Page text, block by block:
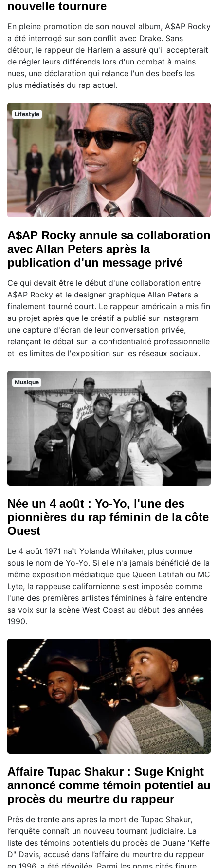
nouvelle tournure
En pleine promotion de son nouvel album, A$AP Rocky
a été interrogé sur son conflit avec Drake. Sans
détour, le rappeur de Harlem a assuré qu'il accepterait
de régler leurs différends lors d'un combat à mains
nues, une déclaration qui relance l'un des beefs les
plus médiatisés du rap actuel.
Lifestyle
A$AP Rocky annule sa collaboration
avec Allan Peters après la
publication d'un message privé
Ce qui devait être le début d'une collaboration entre
A$AP Rocky et le designer graphique Allan Peters a
finalement tourné court. Le rappeur américain a mis fin
au projet après que le créatif a publié sur Instagram
une capture d'écran de leur conversation privée,
relançant le débat sur la confidentialité professionnelle
et les limites de l'exposition sur les réseaux sociaux.
Musique
Née un 4 août : Yo-Yo, l'une des
pionnières du rap féminin de la côte
Ouest
Le 4 août 1971 naît Yolanda Whitaker, plus connue
sous le nom de Yo-Yo. Si elle n'a jamais bénéficié de la
même exposition médiatique que Queen Latifah ou MC
Lyte, la rappeuse californienne s'est imposée comme
l'une des premières artistes féminines à faire entendre
sa voix sur la scène West Coast au début des années
1990.
Affaire Tupac Shakur : Suge Knight
annoncé comme témoin potentiel au
procès du meurtre du rappeur
Près de trente ans après la mort de Tupac Shakur,
l’enquête connaît un nouveau tournant judiciaire. La
liste des témoins potentiels du procès de Duane "Keffe
D" Davis, accusé dans l’affaire du meurtre du rappeur